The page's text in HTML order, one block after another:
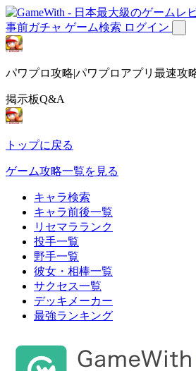
事前ガチャ ゲーム検索 ログイン
パワプロ攻略|パワプロアプリ最速攻
掲示板Q&A
トップに戻る
ゲーム攻略一覧を見る
キャラ検索
キャラ前後一覧
リセマラランク
投手一覧
野手一覧
彼女・相棒一覧
サクセス一覧
デッキメーカー
最強ランキング